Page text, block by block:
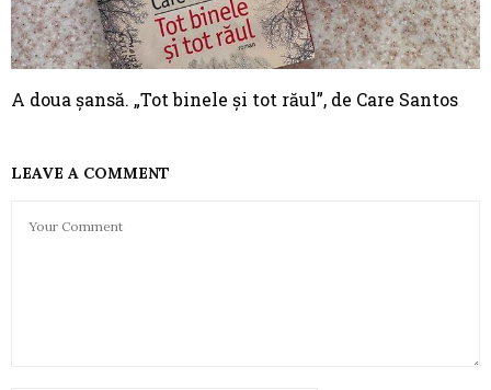
A doua șansă. „Tot binele și tot răul”, de Care Santos
LEAVE A COMMENT